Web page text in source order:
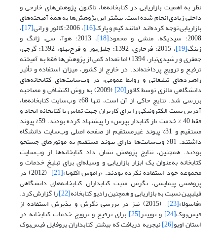
نظر به اهمیت بازاریابی در کتابخانه‌ها، تاکنون پژوهش‌های خارجی و
داخلی زیادی انجام شده است. بیشتر این پژوهش‌ها به همۀ آمیخته‌های
بازاریابی توجه کرده‌اند (مانند کیم و پارک[16] ، 2006؛ کائور و رانی [17] ،
2008؛ سیدیکه، منشی و محمود [18] ، 2013؛ هوآ، سی، ژانگ و
زینگ[19] ، 2015؛ فرخاری، 1392؛ جلیل‌پور و فرج‌پهلو، 1392؛ گرجی،
جعفری و رشیدی‌تبار، 1394) اما تعداد کمی از پژوهش‌ها فقط به آمیخته
ترفیع و ترویج پرداخته‌اند. در خارج از کشور، میزان استفاده و تأثیر
راهبردهای تبلیغاتی و روابط عمومی، در وب‌سایت‌های کتابخانه‌های
دانشگاهی مالزی توسط کائور[20] (2009) به روش اکتشافی و مصاحبه
بررسی شد. نتایج حاکی از آن است، تنها 68% وب‌سایت کتابخانه‌ها،
آدرس پست الکترونیکی را برای کاربران جهت تماس با کتابخانه ایجاد و
فقط 40 % خدمت «از کتابدار بپرس» را پیشنهاد کرده بودند. 59% پیوند
مستقیم و 31% پیوند غیرمستقیم از صفحه اصلی وب‌سایت دانشگاه
داشتند. 81% وب‌سایت‌ها دارای پیوند مستقیم به موتورهای جستجو
بودند. همچنین، نتایج پژوهش نشان داد کتابخانه‌ها از وب‌سایت
کتابخانه به‌عنوان یک ابزار بازاریابی و وسیله‌ای برای تبلیغ خدمات و
مجموعه خود استفاده نکرده بودند. «راموس اکلویا»[21] (2012) در
پژوهشی پیمایشی، نگرش مثبت کتابداران کتابخانه‌های دانشگاهی
فیلیپین نسبت به بازاریابی و همچنین رادیو کتابخانه[22] را گزارش کرد.
«فاسولا»[23] (2015) نیز در بررسی نگرش و پذیرش استفاده از
فیس‌بوک[24] و توییتر[25] برای ترفیع و ترویج خدمات کتابخانه در
استان اویو[26] نیجریه دریافت که بیشتر کتابداران پروفایل فیس‌بوک